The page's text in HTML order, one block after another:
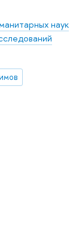
наук